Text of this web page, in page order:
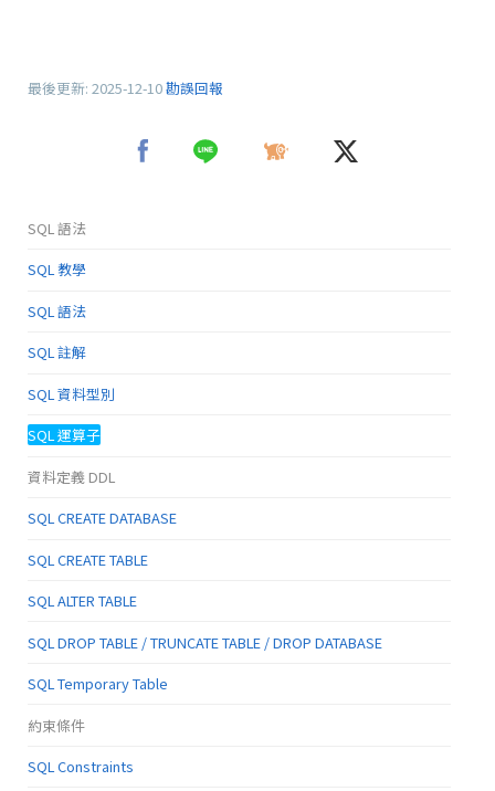
最後更新: 2025-12-10勘誤回報
SQL 語法
SQL 教學
SQL 語法
SQL 註解
SQL 資料型別
SQL 運算子
資料定義 DDL
SQL CREATE DATABASE
SQL CREATE TABLE
SQL ALTER TABLE
SQL DROP TABLE / TRUNCATE TABLE / DROP DATABASE
SQL Temporary Table
約束條件
SQL Constraints